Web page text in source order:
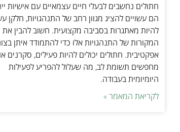
חתולים נחשבים לבעלי חיים עצמאיים עם אישיות
הם עשויים להציג מגוון רחב של התנהגויות, חלקן
להיות מאתגרות בסביבה מקצועית. חשוב להבין את
המקורות של התנהגויות אלו כדי להתמודד איתן
אפקטיבית. חתולים יכולים להיות פעילים, סקרנים
מחפשים תשומת לב, מה שעלול להפריע לפעילות
היומיומית בעבודה.
לקריאת המאמר »